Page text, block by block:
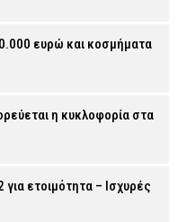
ευρώ και κοσμήματα
η κυκλοφορία στα
ετοιμότητα – Ισχυρές